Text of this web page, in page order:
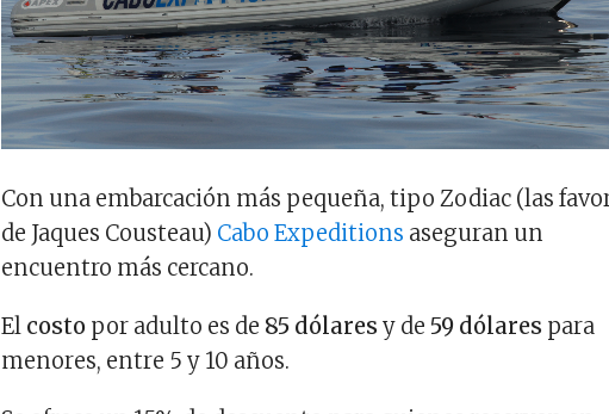
Con una embarcación más pequeña, tipo Zodiac (las
de Jaques Cousteau) Cabo Expeditions aseguran un
encuentro más cercano.
El costo por adulto es de 85 dólares y de 59 dólares para
menores, entre 5 y 10 años.